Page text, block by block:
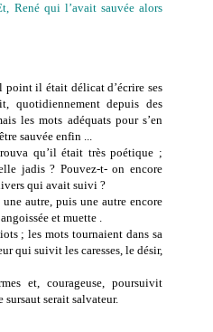
René qui l’avait sauvée alors
point il était délicat d’écrire ses
quotidiennement depuis des
les mots adéquats pour s’en
sauvée enfin ...
qu’il était très poétique ;
jadis ? Pouvez-t- on encore
qui avait suivi ?
autre, puis une autre encore
et muette .
; les mots tournaient dans sa
qui suivit les caresses, le désir,
et, courageuse, poursuivit
sursaut serait salvateur.